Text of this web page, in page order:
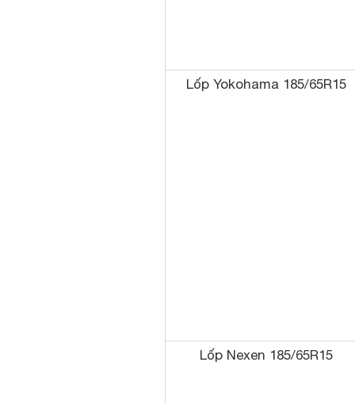
Lốp Yokohama 185/65R15
Lốp Nexen 185/65R15